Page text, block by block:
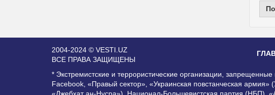
2004-2024 © VESTI.UZ
ВСЕ ПРАВА ЗАЩИЩЕНЫ
* Экстремистские и террористические организации,
Facebook, «Правый сектор», «Украинская повстанческая
«Джебхат ан-Нусра»), Национал-Большевистская партия (НБП),